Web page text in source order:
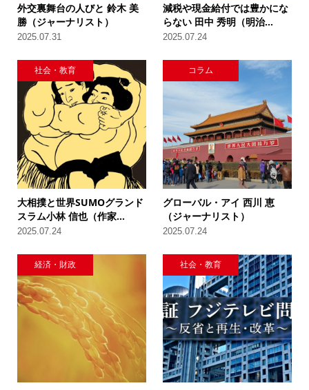
外交裏舞台の人びと 鈴木 美
勝（ジャーナリスト）
2025.07.31
減税や現金給付では豊かにな
らない 田中 秀明（明治...
2025.07.24
社会・教育
大相撲と世界SUMOグランド
スラム小林 信也（作家...
2025.07.24
コラム
グローバル・アイ 西川 恵
（ジャーナリスト）
2025.07.24
経済・財政 社会・教育